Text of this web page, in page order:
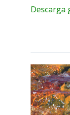
Descarga